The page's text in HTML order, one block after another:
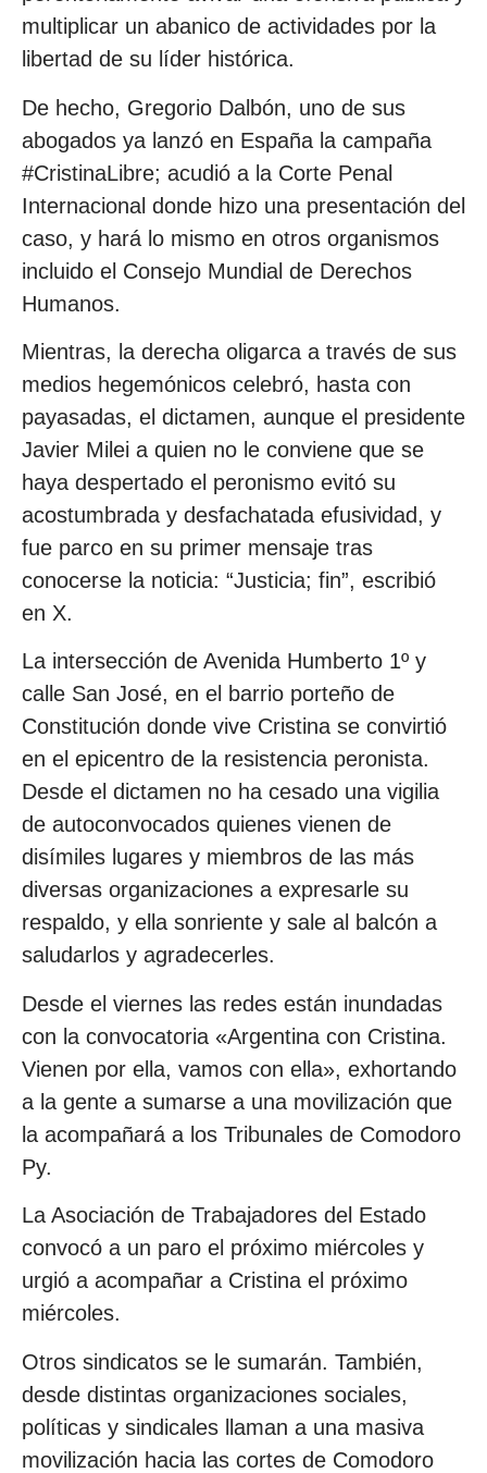
multiplicar un abanico de actividades por la
libertad de su líder histórica.
De hecho, Gregorio Dalbón, uno de sus
abogados ya lanzó en España la campaña
#CristinaLibre; acudió a la Corte Penal
Internacional donde hizo una presentación del
caso, y hará lo mismo en otros organismos
incluido el Consejo Mundial de Derechos
Humanos.
Mientras, la derecha oligarca a través de sus
medios hegemónicos celebró, hasta con
payasadas, el dictamen, aunque el presidente
Javier Milei a quien no le conviene que se
haya despertado el peronismo evitó su
acostumbrada y desfachatada efusividad, y
fue parco en su primer mensaje tras
conocerse la noticia: “Justicia; fin”, escribió
en X.
La intersección de Avenida Humberto 1º y
calle San José, en el barrio porteño de
Constitución donde vive Cristina se convirtió
en el epicentro de la resistencia peronista.
Desde el dictamen no ha cesado una vigilia
de autoconvocados quienes vienen de
disímiles lugares y miembros de las más
diversas organizaciones a expresarle su
respaldo, y ella sonriente y sale al balcón a
saludarlos y agradecerles.
Desde el viernes las redes están inundadas
con la convocatoria «Argentina con Cristina.
Vienen por ella, vamos con ella», exhortando
a la gente a sumarse a una movilización que
la acompañará a los Tribunales de Comodoro
Py.
La Asociación de Trabajadores del Estado
convocó a un paro el próximo miércoles y
urgió a acompañar a Cristina el próximo
miércoles.
Otros sindicatos se le sumarán. También,
desde distintas organizaciones sociales,
políticas y sindicales llaman a una masiva
movilización hacia las cortes de Comodoro